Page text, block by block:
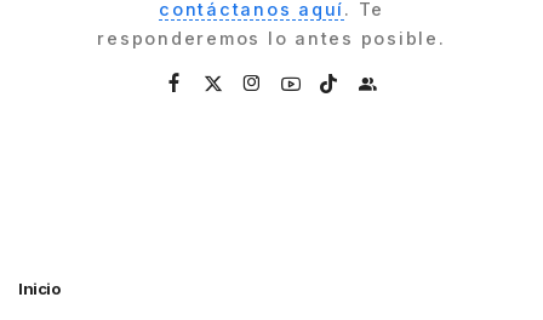
contáctanos aquí. Te
responderemos lo antes posible.
Inicio